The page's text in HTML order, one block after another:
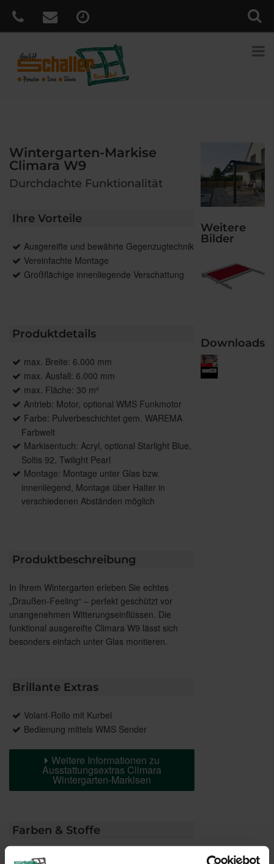
Wintergarten-Markise
Climara W9
Durchdachte Funktionalität
Ihre Vorteile
Ausgereifte und bewährte Gegenzugtechnik
Vereinfachte Montage
Großflächige innenliegende Verschattung
Produktdetails
max. Breite: 6.000 mm
max. Ausfall: 6.000 mm
max. Fläche: 30 m²
Antrieb: Motor, optional WMS Funkmotor
Farbe: Pulverbeschichtet gem. WAREMA
Farbwelt
Markisentuch: Acryl, optional Starlight Blue,
Soltis 92, Twilight Pearl
Montage: Montage unter Glas bzw.
innenliegend, Montage über Halter in
verschiedenen Abständen möglich
Produktbeschreibung
In Ihrem Wintergarten erleben Sie echtes
„Draußen-Feeling“ – perfekt geschützt vor
unangenehmen Witterungseinflüssen. Die
funktional ausgereifte Climara W9 lässt sich
besonders einfach unter Glas montieren.
Brillante Extras
Volant-Rollo mit Kurbel
Bedienung mittels WMS Sender
Weitere Informationen zu
Ausstattungsextras Climara
Wintergarten-Markisen
Farben & Stoffe
Weitere
Bilder
Downloads